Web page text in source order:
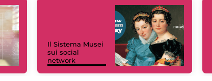
Il Sistema Musei
sui social
network